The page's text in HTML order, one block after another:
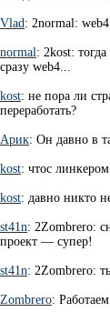
Vlad: 2normal:
normal: 2kost:
сразу web4...
kost: не пора ли
переработать?
Арик: Он давно в
kost: чтос
kost: давно никто
st41n: 2Zombrero:
проект — супер!
st41n: 2Zombrero:
Zombrero: